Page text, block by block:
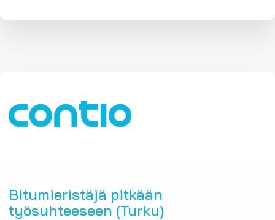
Bitumieristäjä pitkään
työsuhteeseen (Turku)